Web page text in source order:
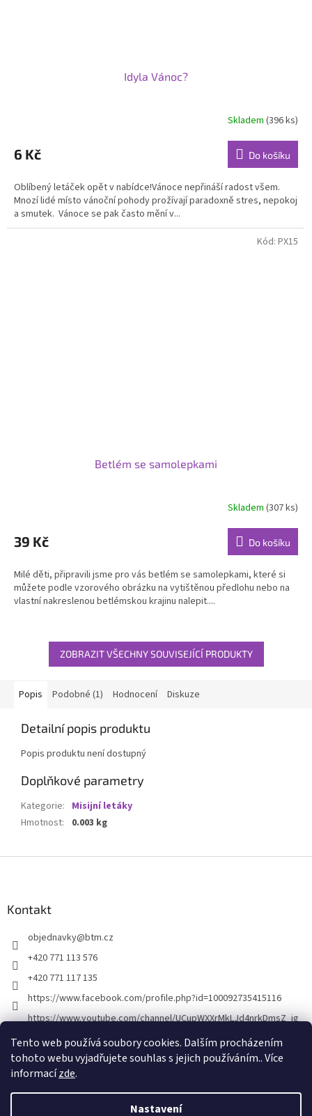
Tento web používá soubory cookies. Dalším procházením
tohoto webu vyjadřujete souhlas s jejich používáním.. Více
informacízde.
Nastavení
Idyla Vánoc?
Skladem (396 ks)
6 Kč Do košíku
Oblíbený letáček opět v nabídce!Vánoce nepřináší radost všem.
Mnozí lidé místo vánoční pohody prožívají paradoxně stres, nepokoj
a smutek. Vánoce se pak často mění v...
Betlém se samolepkami
produktu
je
z
5
hvězdiček.
Skladem(307 ks)
39 Kč Do košíku
Milé děti, připravili jsme pro vás betlém se samolepkami, které si
můžete podle vzorového obrázku na vytištěnou předlohu nebo na
vlastní nakreslenou betlémskou krajinu nalepit....
Kód: PX15
ZOBRAZIT VŠECHNY SOUVISEJÍCÍ PRODUKTY
Popis Podobné (1) Hodnocení Diskuze
Detailní popis produktu
Popis produktu není dostupný
Doplňkové parametry
Kategorie: Misijní letáky
Hmotnost: 0.003 kg
Kontakt
objednavky@btm.cz
+420 771 113 576
+420 771 117 135
https://www.facebook.com/profile.php?id=100092735415116
https://www.youtube.com/channel/UCupWXXrMkLJd4nrkDmsZ_ig
Vytvořil Shoptet